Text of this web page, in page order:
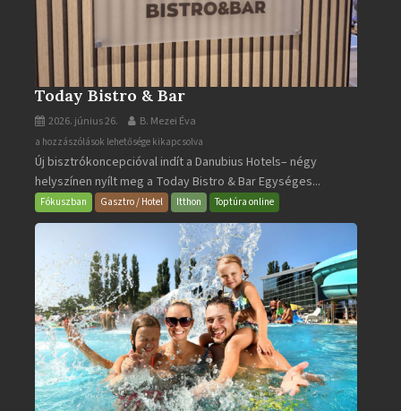
Today Bistro & Bar
2026. június 26. B. Mezei Éva
Today
Bistro
&
Bar
bejegyzéshez
a hozzászólások lehetősége kikapcsolva
Új bisztrókoncepcióval indít a Danubius Hotels– négy
helyszínen nyílt meg a Today Bistro & Bar Egységes...
Fókuszban Gasztro / Hotel Itthon Toptúra online